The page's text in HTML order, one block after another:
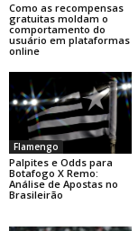
Como as recompensas
gratuitas moldam o
comportamento do
usuário em plataformas
online
Flamengo
Palpites e Odds para
Botafogo X Remo:
Análise de Apostas no
Brasileirão